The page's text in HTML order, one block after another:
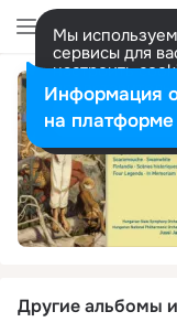
Мы
сервисы для
настроить
Разрешить
Другие альбомы
Информация
на